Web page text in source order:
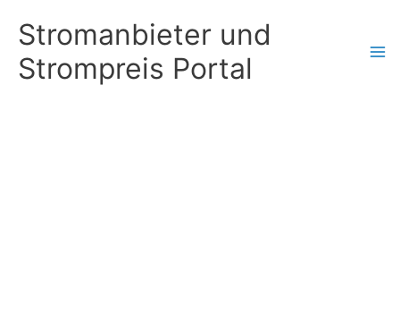
Inhalt
springen
Stromanbieter und
Strompreis Portal